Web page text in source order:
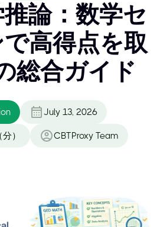
論：数学セ
高得点を取
総合ガイド
July 13, 2026
） CBTProxy Team